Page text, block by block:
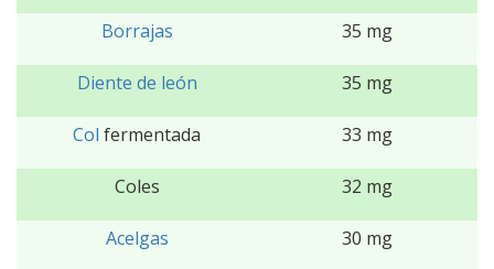
Borrajas 35 mg
Diente de león 35 mg
Col fermentada 33 mg
Coles 32 mg
Acelgas 30 mg